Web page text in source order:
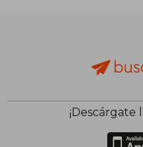
¡Descárgate